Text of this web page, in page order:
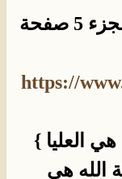
4- التبيان للطوسي (460 هـ) الجزء 5 صفحة
https://
العليا }
الله هي